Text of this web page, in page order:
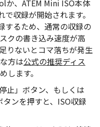
か、ATEM Mini ISO本体
収録が開始されます。
するため、通常の収録の
クの書き込み速度が高
りないとコマ落ちが発生
方は公式の推奨ディス
します。
止」ボタン、もしくは
ンを押すと、ISO収録